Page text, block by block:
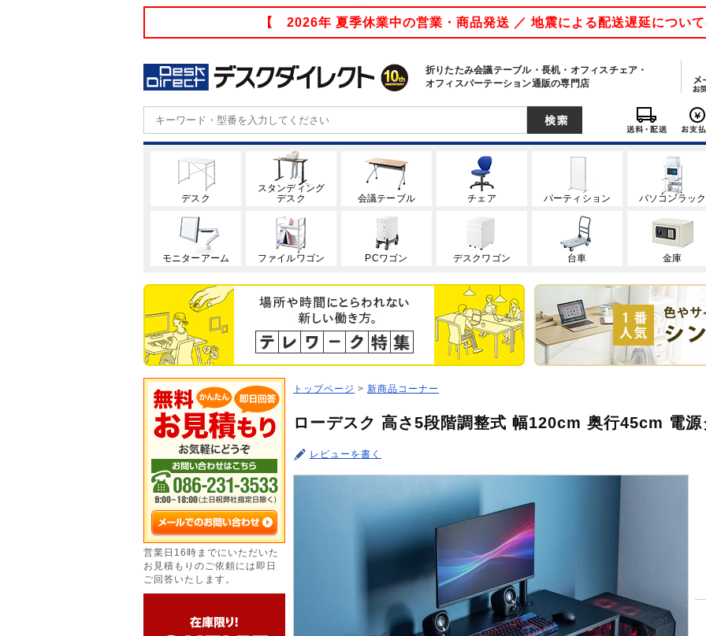
【 2026年 夏季休業中の営業・商品発送 ／ 地震による配送遅延につい
折りたたみ会議テーブル・長机・オフィスチェア・
オフィスパーテーション通販の専門店
デスク
スタンディング
デスク
会議テーブル チェア パーティション パソコンラック
モニターアーム ファイルワゴン PCワゴン デスクワゴン 台車 金庫
営業日16時までにいただいた
お見積もりのご依頼には即日
ご回答いたします。
トップページ > 新商品コーナー
ローデスク 高さ5段階調整式 幅120cm 奥行45cm 電
レビューを書く